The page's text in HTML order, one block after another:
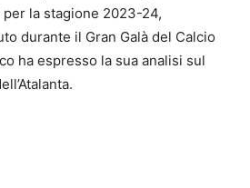
la stagione 2023-24,
durante il Gran Galà del Calcio
ha espresso la sua analisi sul